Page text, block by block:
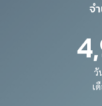
จ
วั
เ